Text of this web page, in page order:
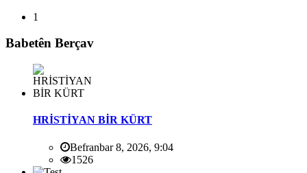
1
Babetên Berçav
HRİSTİYAN BİR KÜRT
Befranbar 8, 2026, 9:04
1526